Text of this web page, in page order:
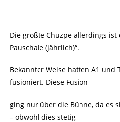
Die größte Chuzpe allerdings ist
Pauschale (jährlich)“.
Bekannter Weise hatten A1 und
fusioniert. Diese Fusion
ging nur über die Bühne, da es
– obwohl dies stetig